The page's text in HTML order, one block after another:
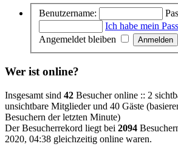
Benutzername:
Ich habe mein
Angemeldet bleiben
Wer ist online?
Insgesamt sind 42 Besucher online :: 2
unsichtbare Mitglieder und 40 Gäste
Besuchern der letzten Minute)
Der Besucherrekord liegt bei 2094
2020, 04:38 gleichzeitig online waren.